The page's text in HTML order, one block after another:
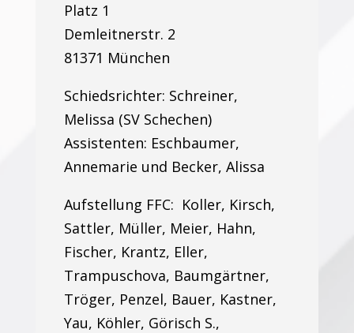
Platz 1
Demleitnerstr. 2
81371 München
Schiedsrichter: Schreiner,
Melissa (SV Schechen)
Assistenten: Eschbaumer,
Annemarie und Becker, Alissa
Aufstellung FFC: Koller, Kirsch,
Sattler, Müller, Meier, Hahn,
Fischer, Krantz, Eller,
Trampuschova, Baumgärtner,
Tröger, Penzel, Bauer, Kastner,
Yau, Köhler, Görisch S.,